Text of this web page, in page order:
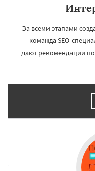
За всеми этапами
команда SEO-
дают рекомендации